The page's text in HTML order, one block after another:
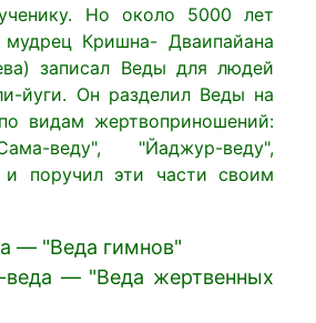
Но около 5000 лет
мудрец Кришна- Дваипайана
записал Веды для людей
йуги. Он разделил Веды на
видам жертвоприношений:
веду", "Йаджур-веду",
и поручил эти части своим
— "Веда гимнов"
— "Веда жертвенных